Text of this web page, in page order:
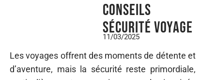
conseils
sécurité voyage
11/03/2025
Les voyages offrent des moments de détente et
d’aventure, mais la sécurité reste primordiale,